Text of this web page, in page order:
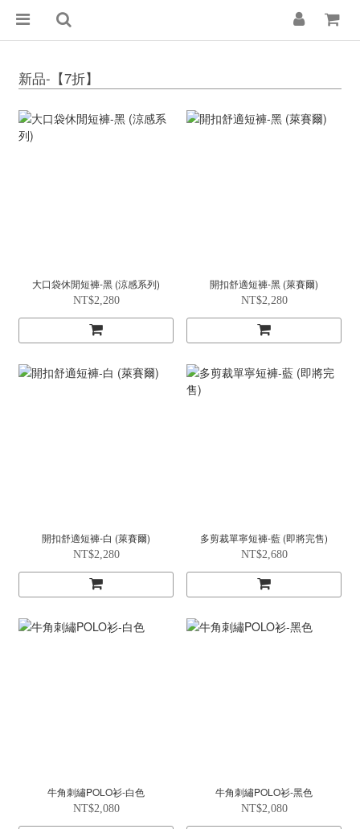
新品-【7折】
大口袋休閒短褲-黑 (涼感系列)
NT$2,280
開扣舒適短褲-黑 (萊賽爾)
NT$2,280
開扣舒適短褲-白 (萊賽爾)
NT$2,280
多剪裁單寧短褲-藍 (即將完售)
NT$2,680
牛角刺繡POLO衫-白色
NT$2,080
牛角刺繡POLO衫-黑色
NT$2,080